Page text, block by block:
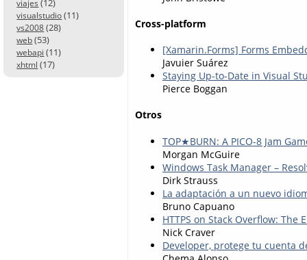
viajes (12)
visualstudio (11)
vs2008 (28)
web (53)
webapi (11)
xhtml (17)
Cross-platform
[Xamarin.Forms] Forms
Javuier Suárez
Staying Up-to-Date in Visual
Pierce Boggan
Otros
TOP★BURN: A PICO-8 Jam
Morgan McGuire
Windows Task Manager –
Dirk Strauss
La adaptación a un nuevo
Bruno Capuano
HTTPS on Stack Overflow: The
Nick Craver
Developer, protege tu cuenta